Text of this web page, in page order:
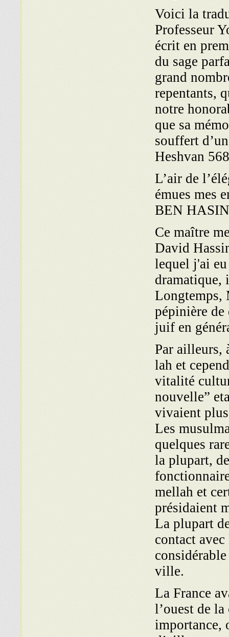
Voici la
Professeur
écrit en
du sage
grand
repentants,
notre
que sa
souffert
Heshvan
L’air de
émues mes
BEN
Ce maître
David
lequel j'ai
dramatique,
Longtemps,
pépinière
juif en
Par ailleurs,
lah et
vita­lité
nouvelle”
vivaient
Les
quelques
la plupart,
mellah et
présidaient
La plupart
contact
ville.
La France
l’ouest de
importance,